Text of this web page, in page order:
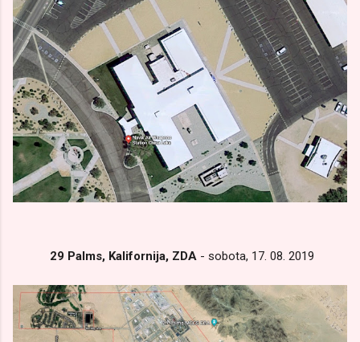
29 Palms, Kalifornija, ZDA - sobota, 17. 08. 2019